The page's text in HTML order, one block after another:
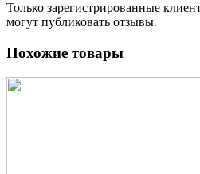
Только зарегистрированные
могут публиковать отзывы.
Похожие товары